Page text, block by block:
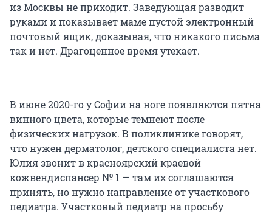
из Москвы не приходит. Заведующая разводит
руками и показывает маме пустой электронный
почтовый ящик, доказывая, что никакого письма
так и нет. Драгоценное время утекает.
В июне 2020-го у Софии на ноге появляются пятна
винного цвета, которые темнеют после
физических нагрузок. В поликлинике говорят,
что нужен дерматолог, детского специалиста нет.
Юлия звонит в красноярский краевой
кожвендиспансер № 1 — там их соглашаются
принять, но нужно направление от участкового
педиатра. Участковый педиатр на просьбу